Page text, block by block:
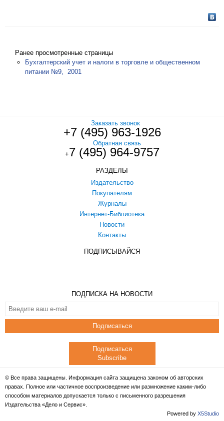
Ранее просмотренные страницы
Бухгалтерский учет и налоги в торговле и общественном
питании №9, 2001
Заказать звонок
+7 (495) 963-1926
Обратная связь
+7 (495) 964-9757
РАЗДЕЛЫ
Издательство
Покупателям
Журналы
Интернет-Библиотека
Новости
Контакты
ПОДПИСЫВАЙСЯ
ПОДПИСКА НА НОВОСТИ
Подписаться
Подписаться
Subscribe
© Все права защищены. Информация сайта защищена законом об авторских
правах. Полное или частичное воспроизведение или размножение каким-либо
способом материалов допускается только с письменного разрешения
Издательства «Дело и Сервис».
Powered by X5Studio